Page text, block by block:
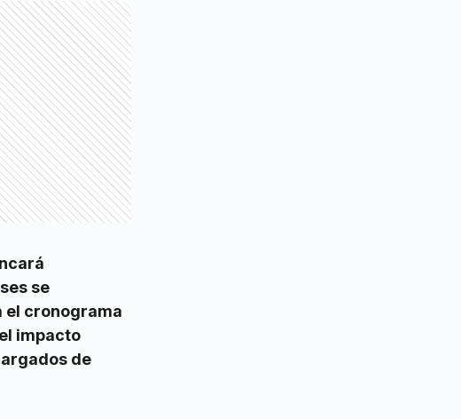
se
el cronograma
impacto
de